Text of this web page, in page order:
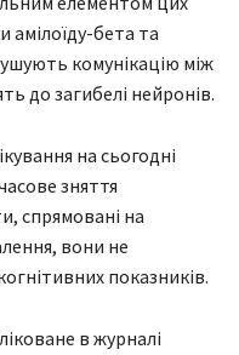
амілоїду-бета та
комунікацію між
до загибелі нейронів.
на сьогодні
зняття
спрямовані на
вони не
показників.
в журналі